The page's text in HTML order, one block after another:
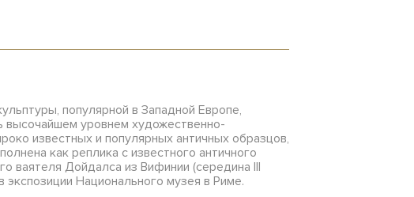
популярной в Западной Европе,
высочайшем уровнем художественно-
известных и популярных античных образцов,
как реплика с известного античного
ваятеля Дойдалса из Вифинии (середина III
Национального музея в Риме.